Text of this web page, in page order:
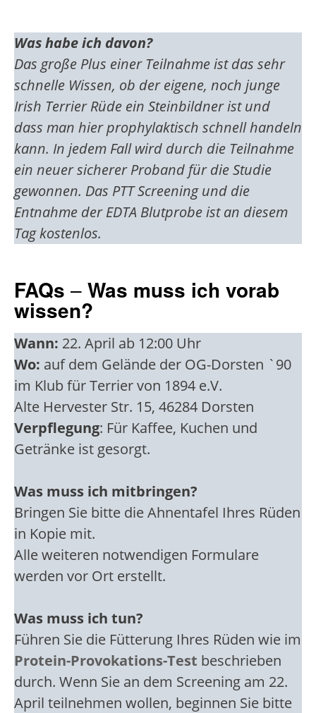
Was habe ich davon?
Das große Plus einer Teilnahme ist das sehr
schnelle Wissen, ob der eigene, noch junge
Irish Terrier Rüde ein Steinbildner ist und
dass man hier prophylaktisch schnell handeln
kann. In jedem Fall wird durch die Teilnahme
ein neuer sicherer Proband für die Studie
gewonnen. Das PTT Screening und die
Entnahme der EDTA Blutprobe ist an diesem
Tag kostenlos.
FAQs – Was muss ich vorab
wissen?
Wann: 22. April ab 12:00 Uhr
Wo: auf dem Gelände der OG-Dorsten `90
im Klub für Terrier von 1894 e.V.
Alte Hervester Str. 15, 46284 Dorsten
Verpflegung: Für Kaffee, Kuchen und
Getränke ist gesorgt.
Was muss ich mitbringen?
Bringen Sie bitte die Ahnentafel Ihres Rüden
in Kopie mit.
Alle weiteren notwendigen Formulare
werden vor Ort erstellt.
Was muss ich tun?
Führen Sie die Fütterung Ihres Rüden wie im
Protein-Provokations-Test beschrieben
durch. Wenn Sie an dem Screening am 22.
April teilnehmen wollen, beginnen Sie bitte